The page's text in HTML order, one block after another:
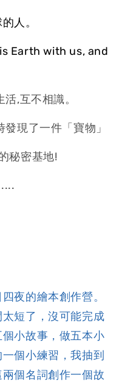
人。
Earth with us, and
,互不相識。
現了一件「寶物」
秘密基地!
夜的繪本創作營。
短了，沒可能完成
小故事，做五本小
個小練習，我抽到
兩個名詞創作一個故